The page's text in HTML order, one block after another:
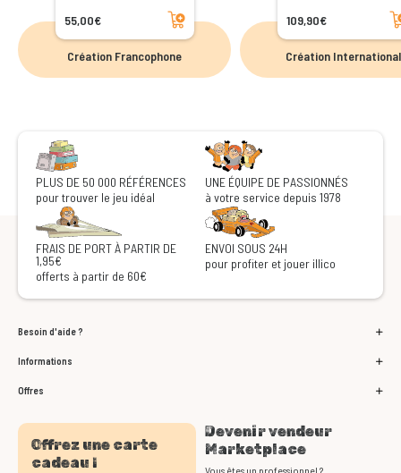
55,00€
Ajouter au panier
Création Francophone
109,90€
Création
PLUS DE 50 000 RÉFÉRENCES
pour trouver le jeu idéal
UNE ÉQUIPE DE PASSIONNÉS
à votre service depuis 1978
FRAIS DE PORT À PARTIR DE
1,95€
offerts à partir de 60€
ENVOI SOUS 24H
pour profiter et jouer illico
Besoin d'aide ?
Informations
Offres
Offrez une carte
cadeau !
Devenir vendeur
Marketplace
Vous êtes un professionnel ?